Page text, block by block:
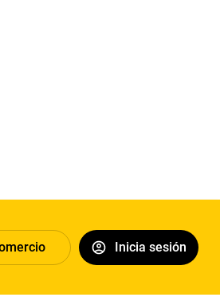
Inicia sesión